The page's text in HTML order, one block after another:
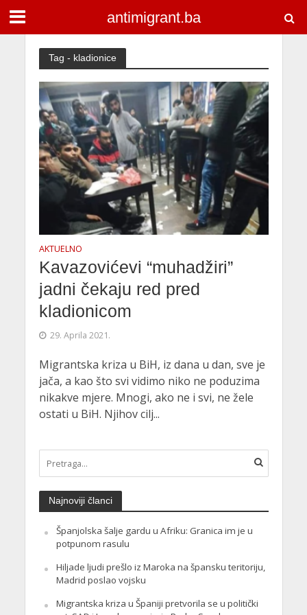
antimigrant.ba
Tag - kladionice
AKTUELNO
Kavazovićevi “muhadžiri”
jadni čekaju red pred
kladionicom
29. Aprila 2021.
Migrantska kriza u BiH, iz dana u dan, sve je
jača, a kao što svi vidimo niko ne poduzima
nikakve mjere. Mnogi, ako ne i svi, ne žele
ostati u BiH. Njihov cilj...
Najnoviji članci
Španjolska šalje gardu u Afriku: Granica im je u
potpunom rasulu
Hiljade ljudi prešlo iz Maroka na špansku teritoriju,
Madrid poslao vojsku
Migrantska kriza u Španiji pretvorila se u politički